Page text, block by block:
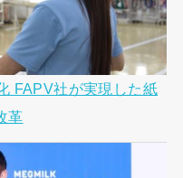
FAPV社が実現した紙
革